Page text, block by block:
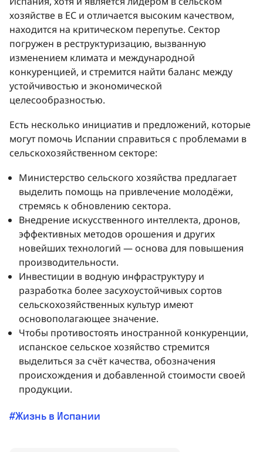
хозяйстве в ЕС и отличается высоким качеством,
находится на критическом перепутье. Сектор
погружен в реструктуризацию, вызванную
изменением климата и международной
конкуренцией, и стремится найти баланс между
устойчивостью и экономической
целесообразностью.
Есть несколько инициатив и предложений, которые
могут помочь Испании справиться с проблемами в
сельскохозяйственном секторе:
Министерство сельского хозяйства предлагает
выделить помощь на привлечение молодёжи,
стремясь к обновлению сектора.
Внедрение искусственного интеллекта, дронов,
эффективных методов орошения и других
новейших технологий — основа для повышения
производительности.
Инвестиции в водную инфраструктуру и
разработка более засухоустойчивых сортов
сельскохозяйственных культур имеют
основополагающее значение.
Чтобы противостоять иностранной конкуренции,
испанское сельское хозяйство стремится
выделиться за счёт качества, обозначения
происхождения и добавленной стоимости своей
продукции.
Жизнь в Испании